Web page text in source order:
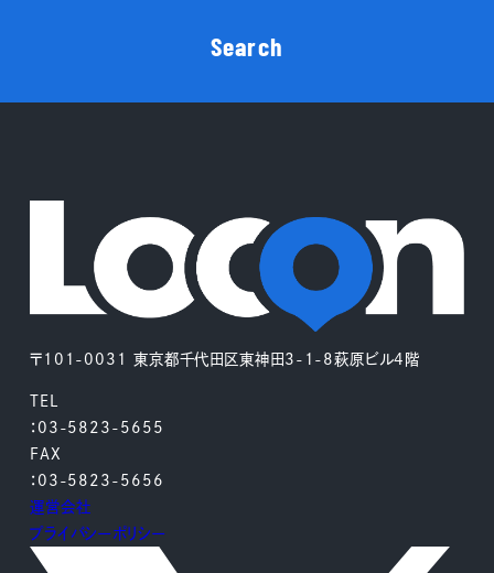
〒101-0031 東京都千代田区東神田3-1-8萩原ビル4階
TEL
：03-5823-5655
FAX
：03-5823-5656
運営会社
プライバシーポリシー
Search